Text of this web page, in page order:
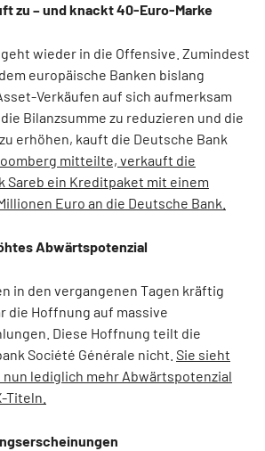
zu – und knackt 40-Euro-Marke
wieder in die Offensive. Zumindest
europäische Banken bislang
Verkäufen auf sich aufmerksam
Bilanzsumme zu reduzieren und die
erhöhen, kauft die Deutsche Bank
mitteilte, verkauft die
Sareb ein Kreditpaket mit einem
Euro an die Deutsche Bank.
Abwärtspotenzial
in den vergangenen Tagen kräftig
die Hoffnung auf massive
Diese Hoffnung teilt die
Société Générale nicht. Sie sieht
nun lediglich mehr Abwärtspotenzial
Titeln.